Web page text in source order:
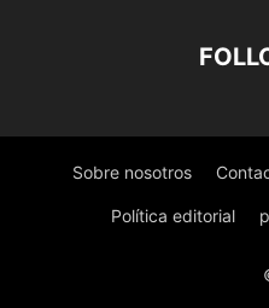
Sobre nosotros
Política editorial